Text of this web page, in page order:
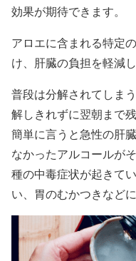
効果が期待できます。
アロエに含まれる特定
け、肝臓の負担を軽減
普段は分解されてしま
解しきれずに翌朝まで
簡単に言うと急性の肝
なかったアルコールが
種の中毒症状が起きて
い、胃のむかつきなどに